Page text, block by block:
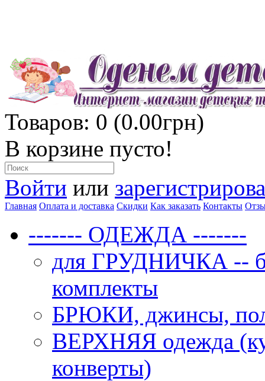
Товаров: 0 (0.00грн)
В корзине пусто!
Войти или
Главная Оплата и доставка Скидки Как заказать Контакты
------- ОДЕЖДА -------
для ГРУДНИЧКА --
комплекты
БРЮКИ, джинсы,
ВЕРХНЯЯ одежда
конверты)